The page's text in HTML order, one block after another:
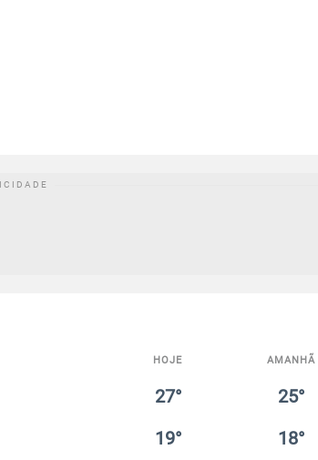
HOJE AMANHÃ
27° 25°
19° 18°